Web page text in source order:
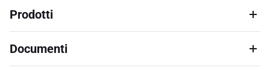
Prodotti
Documenti